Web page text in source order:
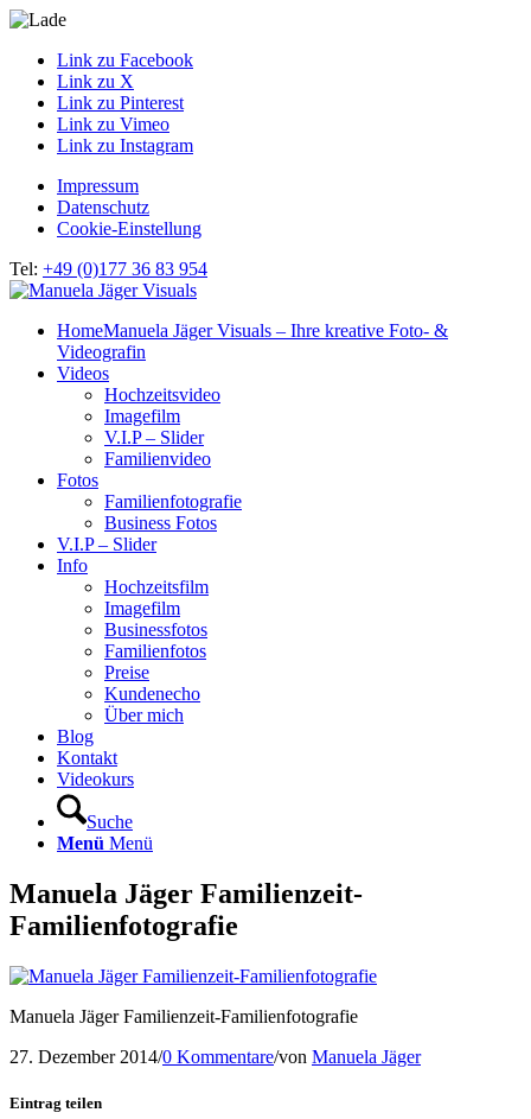
Link zu Facebook
Link zu X
Link zu Pinterest
Link zu Vimeo
Link zu Instagram
Impressum
Datenschutz
Cookie-Einstellung
Tel: +49 (0)177 36 83 954
HomeManuela Jäger Visuals – Ihre kreative Foto- &
Videografin
Videos
Hochzeitsvideo
Imagefilm
V.I.P – Slider
Familienvideo
Fotos
Familienfotografie
Business Fotos
V.I.P – Slider
Info
Hochzeitsfilm
Imagefilm
Businessfotos
Familienfotos
Preise
Kundenecho
Über mich
Blog
Kontakt
Videokurs
Suche
Menü Menü
Manuela Jäger Familienzeit-
Familienfotografie
Manuela Jäger Familienzeit-Familienfotografie
27. Dezember 2014/0 Kommentare/von Manuela Jäger
Eintrag teilen